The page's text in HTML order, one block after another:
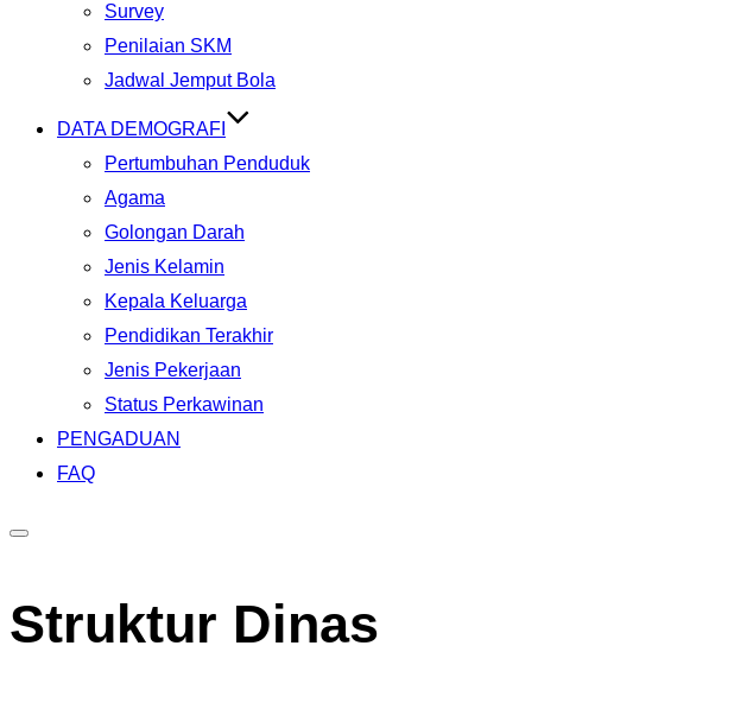
Survey
Penilaian SKM
Jadwal Jemput Bola
DATA DEMOGRAFI
Pertumbuhan Penduduk
Agama
Golongan Darah
Jenis Kelamin
Kepala Keluarga
Pendidikan Terakhir
Jenis Pekerjaan
Status Perkawinan
PENGADUAN
FAQ
&
navigation
Struktur Dinas